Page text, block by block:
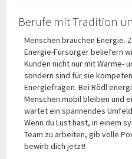
Berufe mit Tradition
Menschen brauchen Energie.
Energie-Fürsorger beliefern
Kunden nicht nur mit Wärme-
sondern sind für sie
Energiefragen. Bei Rödl
Menschen mobil bleiben und
wartet ein spannendes
Wenn du Lust hast, in einem
Team zu arbeiten, gib volle
bewirb dich jetzt!